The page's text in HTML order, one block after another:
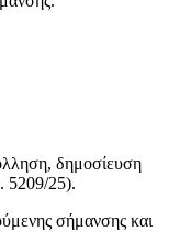
δημοσίευση
5209/25).
σήμανσης και